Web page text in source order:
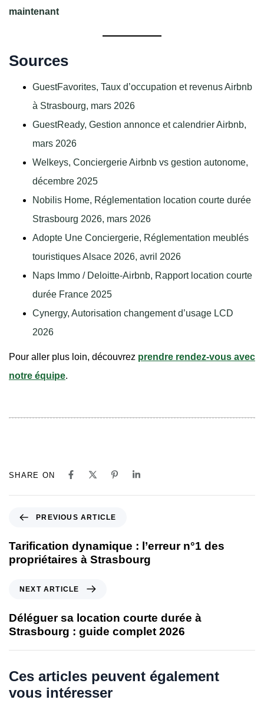
maintenant
Sources
GuestFavorites, Taux d’occupation et revenus Airbnb
à Strasbourg, mars 2026
GuestReady, Gestion annonce et calendrier Airbnb,
mars 2026
Welkeys, Conciergerie Airbnb vs gestion autonome,
décembre 2025
Nobilis Home, Réglementation location courte durée
Strasbourg 2026, mars 2026
Adopte Une Conciergerie, Réglementation meublés
touristiques Alsace 2026, avril 2026
Naps Immo / Deloitte-Airbnb, Rapport location courte
durée France 2025
Cynergy, Autorisation changement d’usage LCD
2026
Pour aller plus loin, découvrez prendre rendez-vous avec
notre équipe.
SHARE ON
e
v
i
A
r
t
c
l
PREVIOUS ARTICLE
Tarification dynamique : l’erreur n°1 des
propriétaires à Strasbourg
x
t
A
r
i
c
NEXT ARTICLE
Déléguer sa location courte durée à
Strasbourg : guide complet 2026
Ces articles peuvent également
vous intéresser